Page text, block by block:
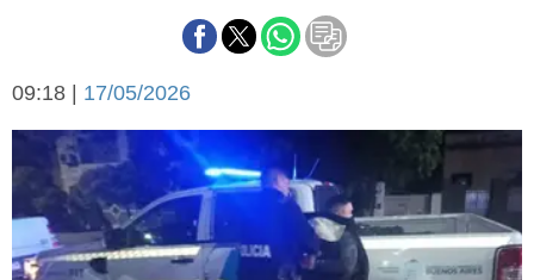
Federal A
Arte y cultura
Economía y campo
Economía y finanzas
Con el campo
Espacio empresas
Sociedad y tiempo
libre
Sociedad
Tecnología
09:18 | 17/05/2026